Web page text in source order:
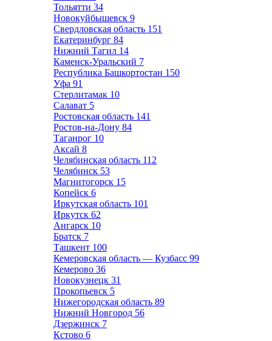
Тольятти 34
Новокуйбышевск 9
Свердловская область 151
Екатеринбург 84
Нижний Тагил 14
Каменск-Уральский 7
Республика Башкортостан 150
Уфа 91
Стерлитамак 10
Салават 5
Ростовская область 141
Ростов-на-Дону 84
Таганрог 10
Аксай 8
Челябинская область 112
Челябинск 53
Магнитогорск 15
Копейск 6
Иркутская область 101
Иркутск 62
Ангарск 10
Братск 7
Ташкент 100
Кемеровская область — Кузбасс 99
Кемерово 36
Новокузнецк 31
Прокопьевск 5
Нижегородская область 89
Нижний Новгород 56
Дзержинск 7
Кстово 6